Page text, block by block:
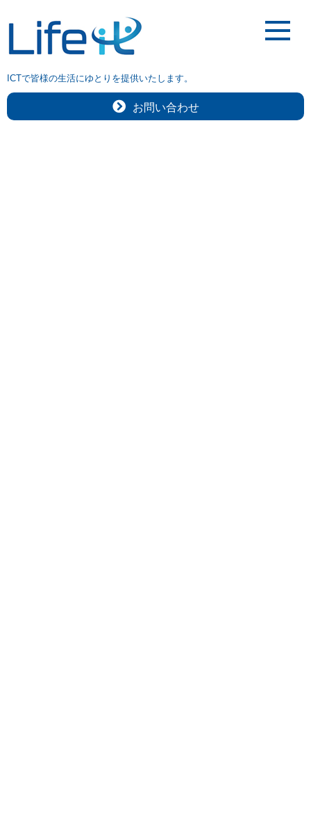
ICTで皆様の生活にゆとりを提供いたします。
お問い合わせ